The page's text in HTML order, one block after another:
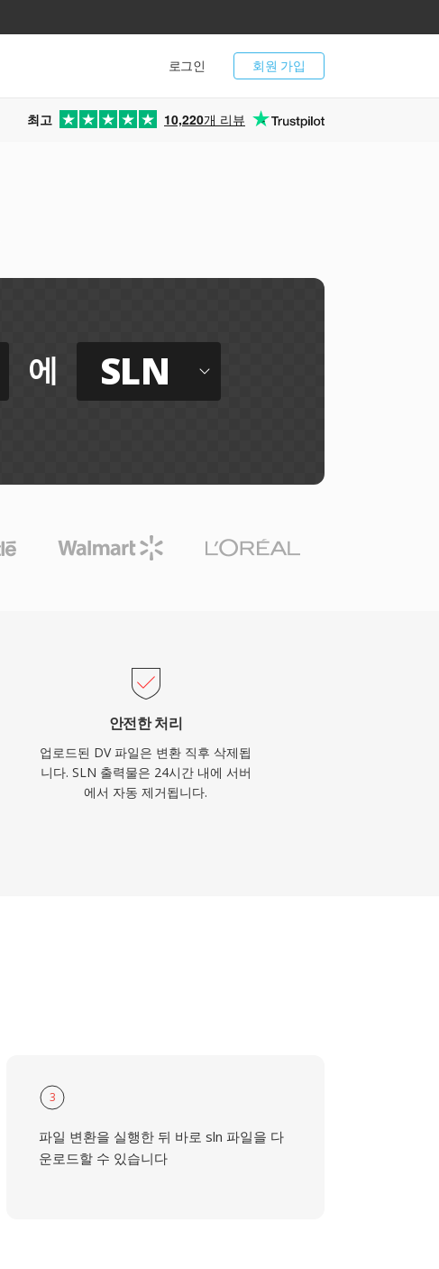
회원 가입
로그인
최고 10,220개 리뷰
에 SLN
안전한 처리
업로드된 DV 파일은 변환 직후 삭제됩
니다. SLN 출력물은 24시간 내에 서버
에서 자동 제거됩니다.
3
파일 변환을 실행한 뒤 바로 sln 파일을 다
운로드할 수 있습니다